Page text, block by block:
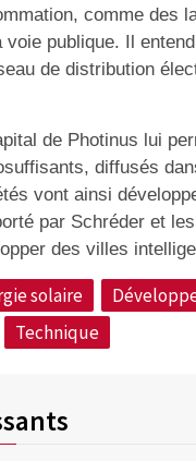
comme des
publique. Il
de distribution
de Photinus lui
diffusés
vont ainsi
par Schréder et
des villes
solaire
Technique